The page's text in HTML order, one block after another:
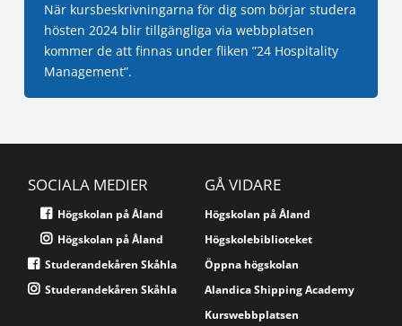
När kursbeskrivningarna för dig som börjar studera
hösten 2024 blir tillgängliga via webbplatsen
kommer de att finnas under fliken ”24 Hospitality
Management”.
SOCIALA MEDIER
Högskolan på Åland
Högskolan på Åland
Studerandekåren Skåhla
Studerandekåren Skåhla
GÅ VIDARE
Högskolan på Åland
Högskolebiblioteket
Öppna högskolan
Alandica Shipping Academy
Kurswebbplatsen